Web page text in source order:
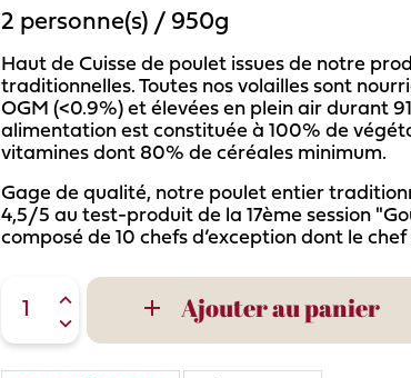
2 personne(s) / 950g
Haut de Cuisse de poulet issues de notre
traditionnelles. Toutes nos volailles sont
OGM (<0.9%) et élevées en plein air durant
alimentation est constituée à 100% de
vitamines dont 80% de céréales minimum.
Gage de qualité, notre poulet entier
4,5/5 au test-produit de la 17ème session
composé de 10 chefs d’exception dont le
 Ajouter au panier